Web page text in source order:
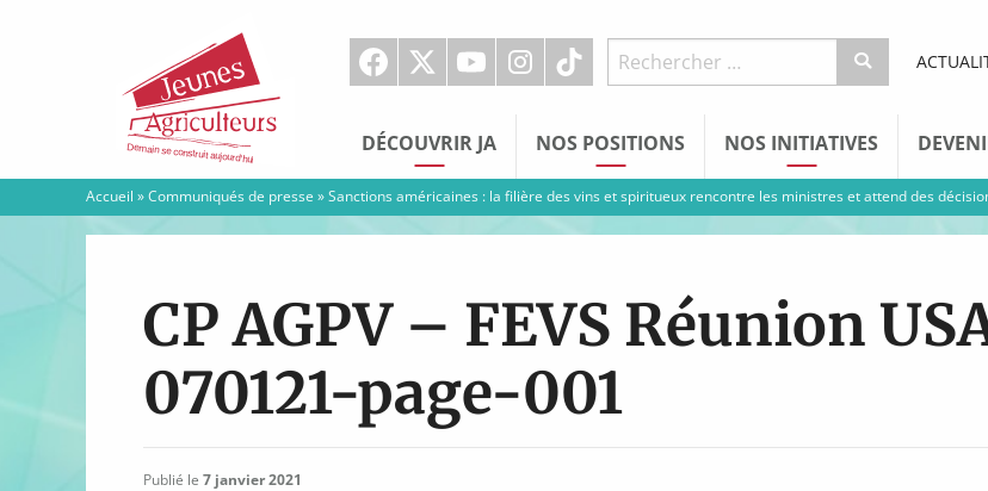
Agriculteurs
DÉCOUVRIR JA NOS POSITIONS NOS INITIATIVES
Accueil »Communiqués de presse »Sanctions américaines : la filière des vins et spiritueux rencontre les ministres et attend des
CP AGPV – FEVS Réunion
070121-page-001
Publié le 7 janvier 2021